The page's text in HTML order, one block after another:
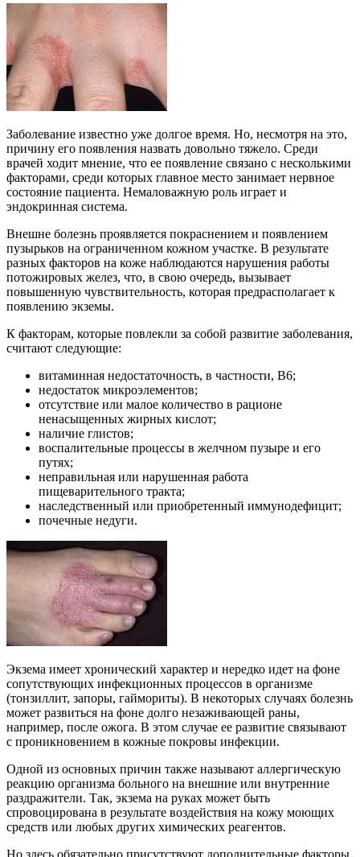
Заболевание известно уже долгое время. Но, несмотря на это,
причину его появления назвать довольно тяжело. Среди
врачей ходит мнение, что ее появление связано с несколькими
факторами, среди которых главное место занимает нервное
состояние пациента. Немаловажную роль играет и
эндокринная система.
Внешне болезнь проявляется покраснением и появлением
пузырьков на ограниченном кожном участке. В результате
разных факторов на коже наблюдаются нарушения работы
потожировых желез, что, в свою очередь, вызывает
повышенную чувствительность, которая предрасполагает к
появлению экземы.
К факторам, которые повлекли за собой развитие заболевания,
считают следующие:
витаминная недостаточность, в частности, В6;
недостаток микроэлементов;
отсутствие или малое количество в рационе
ненасыщенных жирных кислот;
наличие глистов;
воспалительные процессы в желчном пузыре и его
путях;
неправильная или нарушенная работа
пищеварительного тракта;
наследственный или приобретенный иммунодефицит;
почечные недуги.
Экзема имеет хронический характер и нередко идет на фоне
сопутствующих инфекционных процессов в организме
(тонзиллит, запоры, гаймориты). В некоторых случаях болезнь
может развиться на фоне долго незаживающей раны,
например, после ожога. В этом случае ее развитие связывают
с проникновением в кожные покровы инфекции.
Одной из основных причин также называют аллергическую
реакцию организма больного на внешние или внутренние
раздражители. Так, экзема на руках может быть
спровоцирована в результате воздействия на кожу моющих
средств или любых других химических реагентов.
Но здесь обязательно присутствуют дополнительные факторы,